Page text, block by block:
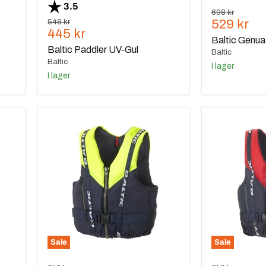
Betyg:
3.5
Ursprungspris
548 kr
Nuvarande
pris
445 kr
Baltic Paddler UV-Gul
Baltic
I lager
Ursprungspris
698 kr
pris
529 kr
Baltic
Baltic
I lager
Sale
Gul/Marin
Sale
Röd/Marin